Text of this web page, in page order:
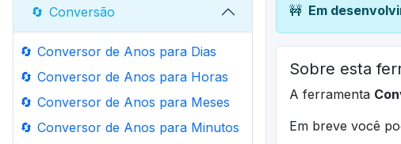
🔄 Conversão
🔄 Conversor de Anos para Dias
🔄 Conversor de Anos para Horas
🔄 Conversor de Anos para Meses
🔄 Conversor de Anos para Minutos
🚧 Em
Sobre esta
A ferramenta
Em breve você